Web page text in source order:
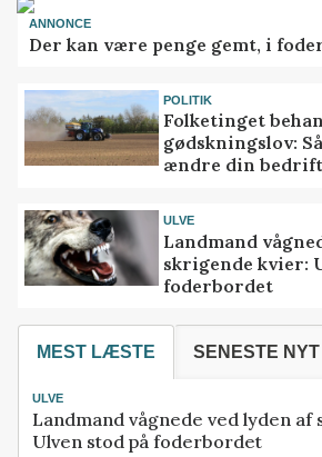
ANNONCE
Der kan være penge gemt, i
POLITIK
Folketinget
gødskningslov:
ændre din bedrift
ULVE
Landmand
skrigende kvier:
foderbordet
MEST LÆSTE SENESTE NYT
ULVE
Landmand vågnede ved lyden af
Ulven stod på foderbordet